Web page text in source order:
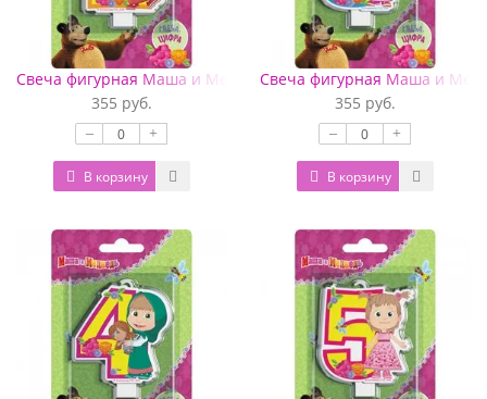
Свеча фигурная Маша и Медведь цифра 2
355 руб.
– +
В корзину
Свеча фигурная Маша и
355 руб.
– +
В корзину